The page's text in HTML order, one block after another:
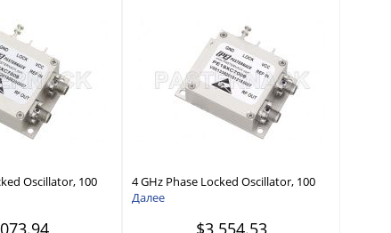
Oscillator, 100
Phase Noise -90
4 GHz Phase Locked Oscillator, 100
MHz External Ref., Phase Noise -110
Далее
$3 554.53